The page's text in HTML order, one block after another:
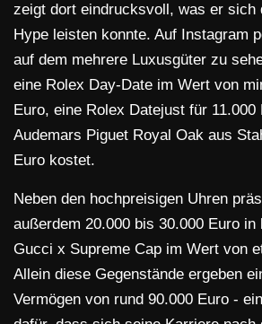
zeigt dort eindrucksvoll, was er sich
Hype leisten konnte. Auf Instagram
auf dem mehrere Luxusgüter zu
eine Rolex Day-Date im Wert von
Euro, eine Rolex Datejust für 11.000
Audemars Piguet Royal Oak aus
Euro kostet.
Neben den hochpreisigen Uhren
außerdem 20.000 bis 30.000 Euro in
Gucci x Supreme Cap im Wert von
Allein diese Gegenstände ergeben
Vermögen von rund 90.000 Euro -